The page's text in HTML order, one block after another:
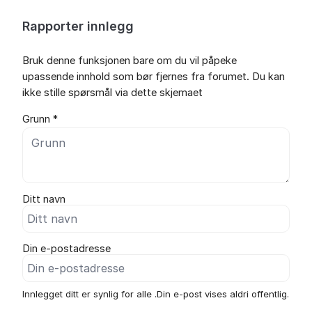
Rapporter innlegg
Bruk denne funksjonen bare om du vil påpeke
upassende innhold som bør fjernes fra forumet. Du kan
ikke stille spørsmål via dette skjemaet
Grunn *
Ditt navn
Din e-postadresse
Innlegget ditt er synlig for alle .Din e-post vises aldri offentlig.